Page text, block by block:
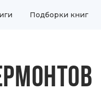
Подборки книг